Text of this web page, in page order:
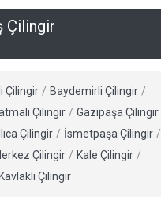
Çilingir
Çilingir / Baydemirli Çilingir /
Çilingir / Gazipaşa Çilingir
Ilıca Çilingir / İsmetpaşa Çilingir /
Çilingir / Kale Çilingir /
Kavlaklı Çilingir